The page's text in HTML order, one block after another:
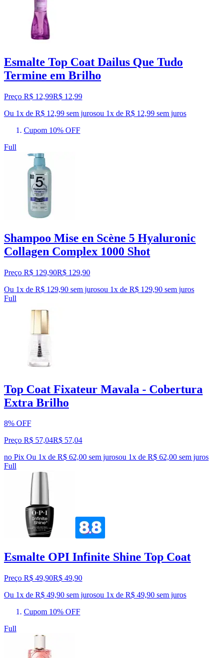
Esmalte Top Coat Dailus Que Tudo
Termine em Brilho
Preço R$ 12,99R$ 12,99
Ou 1x de R$ 12,99 sem jurosou 1x de R$ 12,99 sem juros
Cupom 10% OFF
Full
Shampoo Mise en Scène 5 Hyaluronic
Collagen Complex 1000 Shot
Preço R$ 129,90R$ 129,90
Ou 1x de R$ 129,90 sem jurosou 1x de R$ 129,90 sem juros
Full
Top Coat Fixateur Mavala - Cobertura
Extra Brilho
8% OFF
Preço R$ 57,04R$ 57,04
no Pix Ou 1x de R$ 62,00 sem jurosou 1x de R$ 62,00 sem juros
Full
Esmalte OPI Infinite Shine Top Coat
Preço R$ 49,90R$ 49,90
Ou 1x de R$ 49,90 sem jurosou 1x de R$ 49,90 sem juros
Cupom 10% OFF
Full